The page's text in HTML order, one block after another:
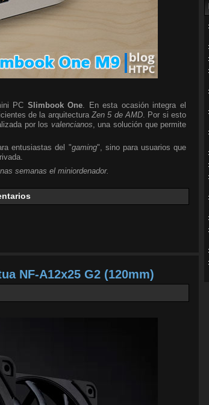
PC Slimbook One . En esta ocasión integra el
de la arquitecturaZen 5 de AMD . Por si esto
por los valencianos , una solución que permite
entusiastas del "gaming", sino para usuarios que
semanas el miniordenador.
NF‑A12x25 G2 (120mm)